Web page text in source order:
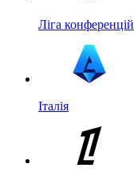
Ліга конференцій
Італія